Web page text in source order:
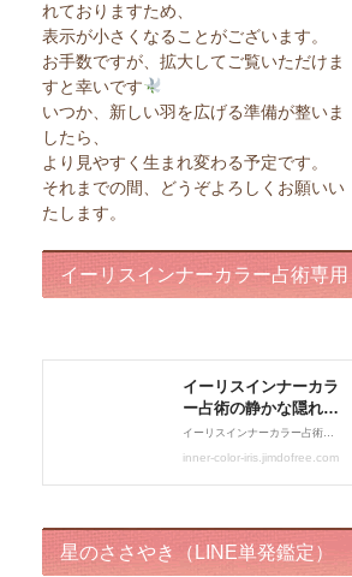
れておりますため、
表示が小さくなることがございます。
お手数ですが、拡大してご覧いただけま
すと幸いです
いつか、新しい羽を広げる準備が整いま
したら、
より見やすく生まれ変わる予定です。
それまでの間、どうぞよろしくお願いい
たします。
イーリスインナーカラー占術専用
星のささやき（LINE単発鑑定）